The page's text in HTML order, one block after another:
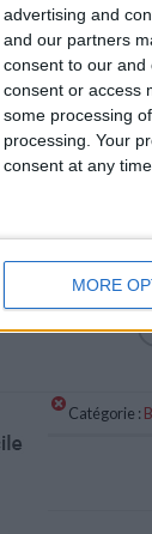
advertising and
and our partners
consent to our and
consent or access
some processing
processing. Your
consent at any
MORE
Catégorie :